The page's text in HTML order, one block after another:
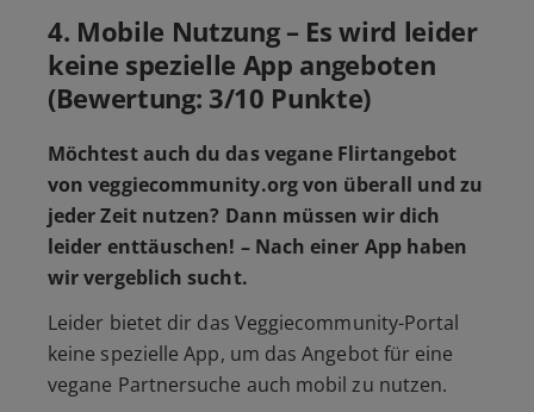
4. Mobile Nutzung – Es wird leider
keine spezielle App angeboten
(Bewertung: 3/10 Punkte)
Möchtest auch du das vegane Flirtangebot
von veggiecommunity.org von überall und zu
jeder Zeit nutzen? Dann müssen wir dich
leider enttäuschen! – Nach einer App haben
wir vergeblich sucht.
Leider bietet dir das Veggiecommunity-Portal
keine spezielle App, um das Angebot für eine
vegane Partnersuche auch mobil zu nutzen.